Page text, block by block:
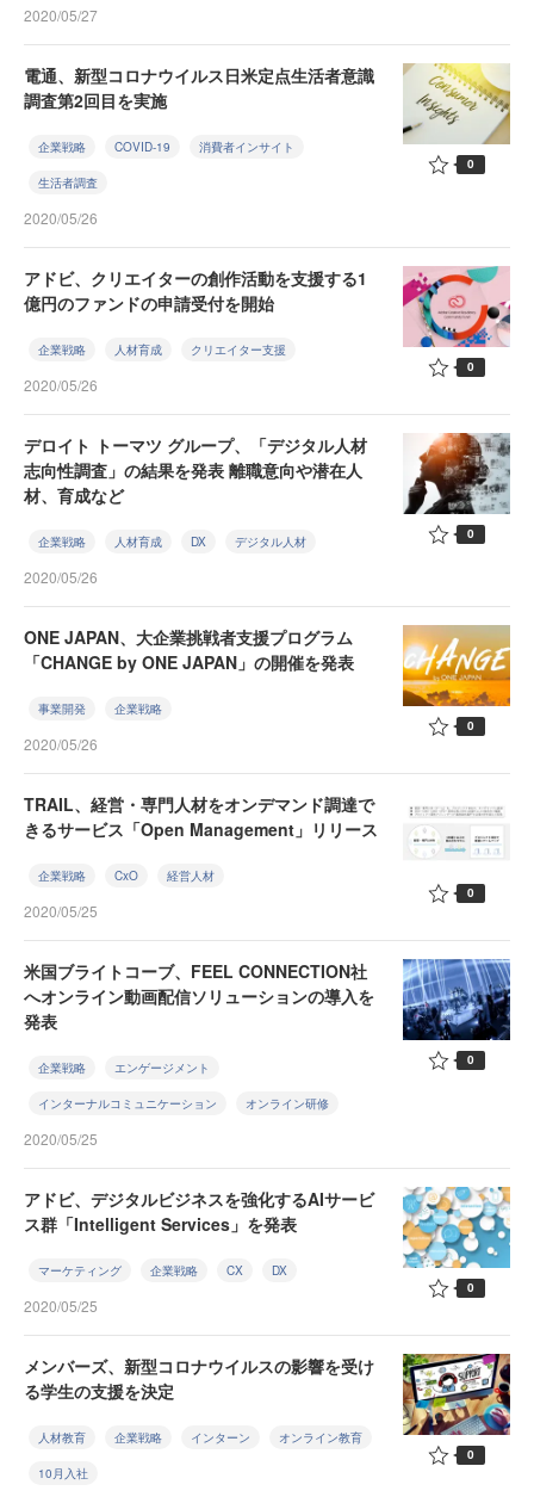
2020/05/27
電通、新型コロナウイルス日米定点生活者意識
調査第2回目を実施
企業戦略 COVID-19 消費者インサイト
生活者調査
2020/05/26
0
アドビ、クリエイターの創作活動を支援する1
億円のファンドの申請受付を開始
企業戦略 人材育成 クリエイター支援
2020/05/26
0
デロイト トーマツ グループ、「デジタル人材
志向性調査」の結果を発表 離職意向や潜在人
材、育成など
企業戦略 人材育成 DX デジタル人材
2020/05/26
0
ONE JAPAN、大企業挑戦者支援プログラム
「CHANGE by ONE JAPAN」の開催を発表
事業開発 企業戦略
2020/05/26
0
TRAIL、経営・専門人材をオンデマンド調達で
きるサービス「Open Management」リリース
企業戦略 CxO 経営人材
2020/05/25
0
米国ブライトコーブ、FEEL CONNECTION社
へオンライン動画配信ソリューションの導入を
発表
企業戦略 エンゲージメント
インターナルコミュニケーション オンライン研修
2020/05/25
0
アドビ、デジタルビジネスを強化するAIサービ
ス群「Intelligent Services」を発表
マーケティング 企業戦略 CX DX
2020/05/25
0
メンバーズ、新型コロナウイルスの影響を受け
る学生の支援を決定
人材教育 企業戦略 インターン オンライン教育
10月入社
0